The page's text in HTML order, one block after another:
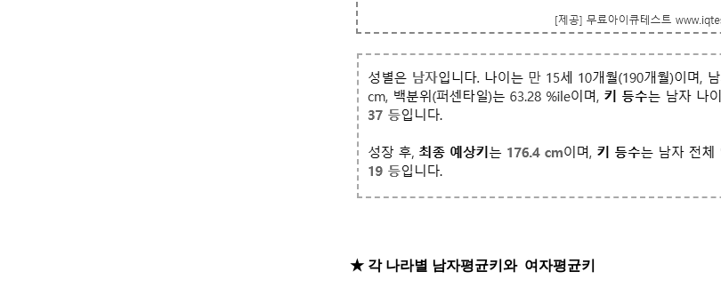
★ 각 나라별 남자평균키와 여자평균키